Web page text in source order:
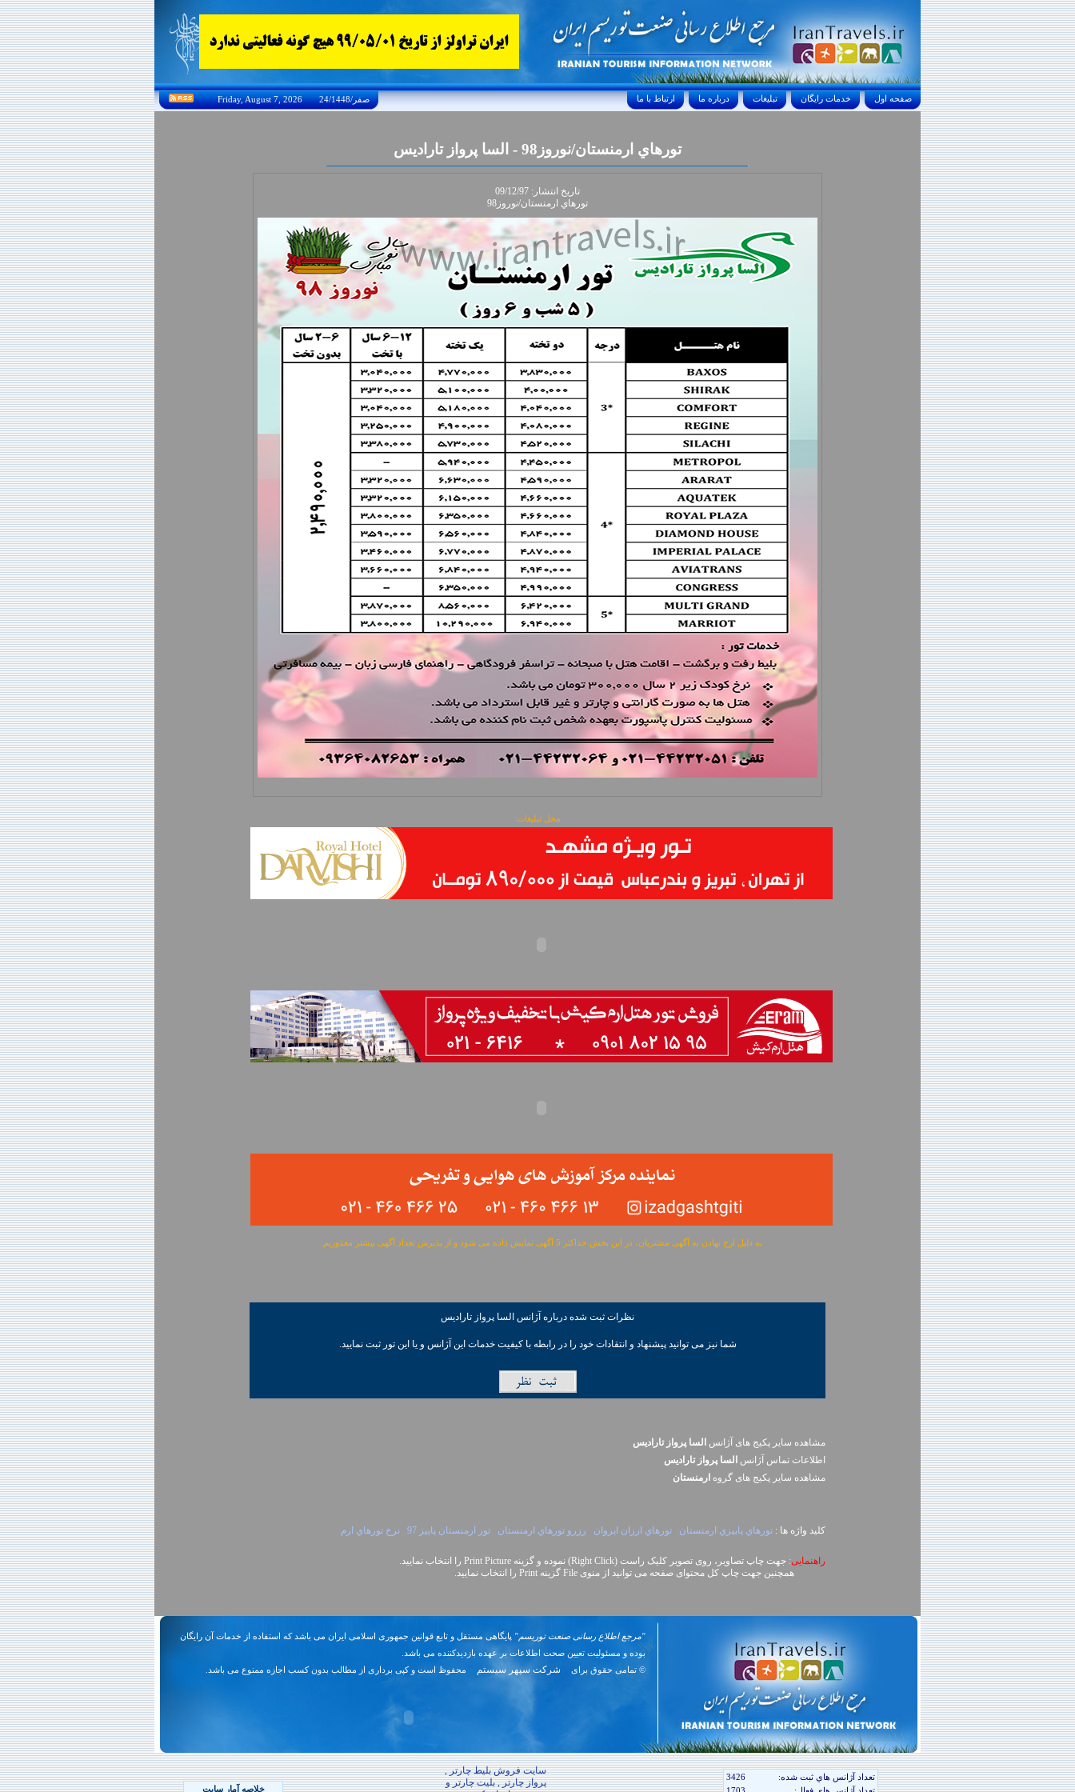
Friday, August 7, 2026 24/صفر/1448 ارتباط با ما درباره ما تبليغات خدمات رايگان صفحه اول
تورهاي ارمنستان/نوروز98 - السا پرواز تاراديس
تاريخ انتشار: 09/12/97
تورهاي ارمنستان/نوروز98
محل تبلیغات:
به دلیل ارج نهادن به آگهی مشتریان، در این بخش حداکثر 5 آگهی نمایش داده می شود و از پذیرش تعداد آگهی بیشتر معذوریم.
نظرات ثبت شده درباره آژانس السا پرواز تاراديس
شما نيز می توانيد پیشنهاد و انتقادات خود را در رابطه با کیفیت خدمات این آژانس و یا این تور ثبت نمایید.
مشاهده سایر پکیج های آژانس السا پرواز تاراديس
اطلاعات تماس آژانس السا پرواز تاراديس
مشاهده سایر پکيج های گروه ارمنستان
کلید واژه ها : تورهاي پاييزي ارمنستان تورهاي ارزان ايروان رزرو تورهاي ارمنستان تور ارمنستان پاييز 97 نرخ تورهاي ارم
راهنمایی: جهت چاپ تصاویر، روی تصویر کلیک راست (Right Click) نموده و گزینه Print Picture را انتخاب نمایید.
همچنین جهت چاپ کل محتوای صفحه می توانید از منوی File گزینه Print را انتخاب نمایید.
"مرجع اطلاع رسانی صنعت توریسم" پایگاهی مستقل و تابع قوانین جمهوری اسلامی ایران می باشد که استفاده از خدمات آن رایگان
بوده و مسئوليت تعیین صحت اطلاعات بر عهده بازدیدکننده می باشد.
© تمامی حقوق برای
شرکت سپهر سیستم محفوظ است و کپی برداری از مطالب بدون کسب اجازه ممنوع می باشد.
سایت فروش بلیط چارتر ,
پرواز چارتر , بلیت چارتر و
3426
تعداد آژانس هاي ثبت شده: